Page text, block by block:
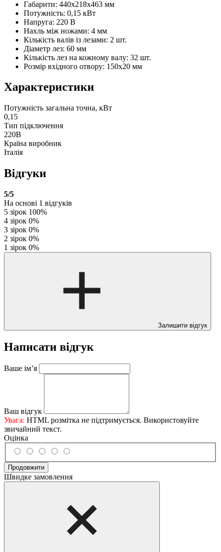
Габарити: 440х218х463 мм
Потужність: 0,15 кВт
Напруга: 220 В
Нахль між ножами: 4 мм
Кількість валів із лезами: 2 шт.
Діаметр лез: 60 мм
Кількість лез на кожному валу: 32 шт.
Розмір вхідного отвору: 150х20 мм
Характеристики
Потужність загальна точна, кВт
0,15
Тип підключення
220В
Країна виробник
Італія
Відгуки
5/5
На основі 1 відгуків
5 зірок 100%
4 зірок 0%
3 зірок 0%
2 зірок 0%
1 зірок 0%
Залишити відгук
Написати відгук
Ваше ім’я
Ваш відгук
Увага: HTML розмітка не підтримується. Використовуйте
звичайний текст.
Оцінка
Продовжити
Швидке замовлення